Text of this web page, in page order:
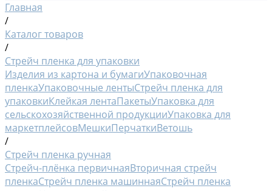
Главная
/
Каталог товаров
/
Стрейч пленка для упаковки
Изделия из картона и бумагиУпаковочная
пленкаУпаковочные лентыСтрейч пленка для
упаковкиКлейкая лентаПакетыУпаковка для
сельскохозяйственной продукцииУпаковка для
маркетплейсовМешкиПерчаткиВетошь
/
Стрейч пленка ручная
Стрейч-плёнка первичнаяВторичная стрейч
пленкаСтрейч пленка машиннаяСтрейч пленка